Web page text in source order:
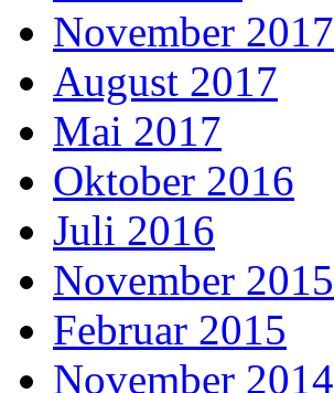
November 2017
August 2017
Mai 2017
Oktober 2016
Juli 2016
November 2015
Februar 2015
November 2014